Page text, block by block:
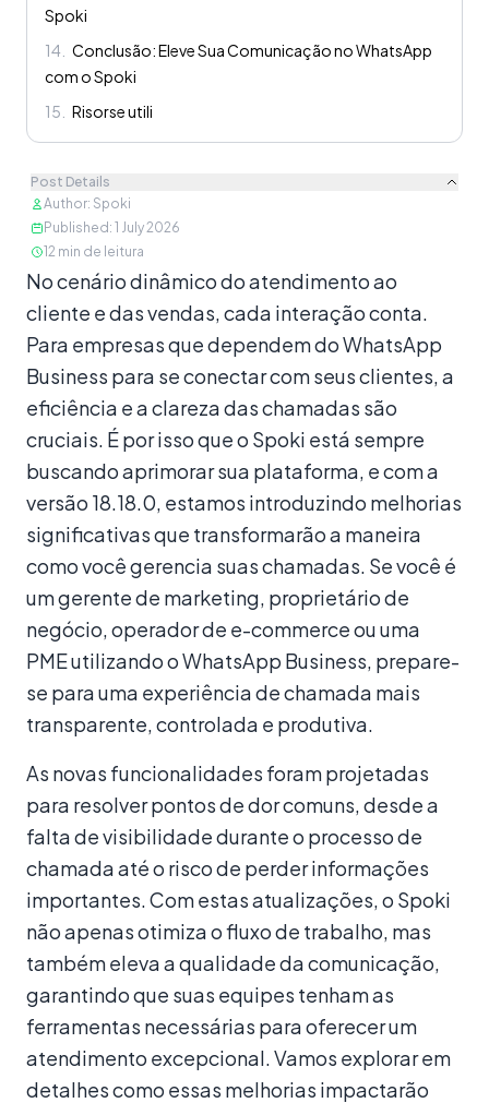
Spoki
14
Conclusão: Eleve Sua Comunicação no WhatsApp
com o Spoki
15
Risorse utili
Post Details
Author: Spoki
Published : 1 July 2026
12 min de leitura
Conteúdo
No cenário dinâmico do atendimento ao
cliente e das vendas, cada interação conta.
Para empresas que dependem do WhatsApp
Business para se conectar com seus clientes, a
eficiência e a clareza das chamadas são
cruciais. É por isso que o Spoki está sempre
buscando aprimorar sua plataforma, e com a
versão 18.18.0, estamos introduzindo melhorias
significativas que transformarão a maneira
como você gerencia suas chamadas. Se você é
um gerente de marketing, proprietário de
negócio, operador de e-commerce ou uma
PME utilizando o WhatsApp Business, prepare-
se para uma experiência de chamada mais
transparente, controlada e produtiva.
As novas funcionalidades foram projetadas
para resolver pontos de dor comuns, desde a
falta de visibilidade durante o processo de
chamada até o risco de perder informações
importantes. Com estas atualizações, o Spoki
não apenas otimiza o fluxo de trabalho, mas
também eleva a qualidade da comunicação,
garantindo que suas equipes tenham as
ferramentas necessárias para oferecer um
atendimento excepcional. Vamos explorar em
detalhes como essas melhorias impactarão